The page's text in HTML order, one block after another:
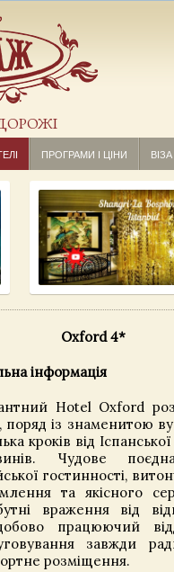
ПРОГРАМИ І ЦІНИ ВІЗА
Oxford 4*
інформація
Hotel Oxford
поряд із знаменитою
кроків від
Чудове
гостинності,
та якісного
враження від
працюючий
завжди
розміщення.